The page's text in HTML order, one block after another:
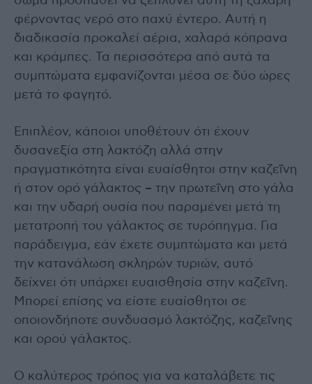
φέρνοντας νερό στο παχύ έντερο. Αυτή η
διαδικασία προκαλεί αέρια, χαλαρά κόπρανα
και κράμπες. Τα περισσότερα από αυτά τα
συμπτώματα εμφανίζονται μέσα σε δύο ώρες
μετά το φαγητό.
Επιπλέον, κάποιοι υποθέτουν ότι έχουν
δυσανεξία στη λακτόζη αλλά στην
πραγματικότητα είναι ευαίσθητοι στην καζεΐνη
ή στον ορό γάλακτος – την πρωτεΐνη στο γάλα
και την υδαρή ουσία που παραμένει μετά τη
μετατροπή του γάλακτος σε τυρόπηγμα. Για
παράδειγμα, εάν έχετε συμπτώματα και μετά
την κατανάλωση σκληρών τυριών, αυτό
δείχνει ότι υπάρχει ευαισθησία στην καζεΐνη.
Μπορεί επίσης να είστε ευαίσθητοι σε
οποιονδήποτε συνδυασμό λακτόζης, καζεΐνης
και ορού γάλακτος.
Ο καλύτερος τρόπος για να καταλάβετε τις